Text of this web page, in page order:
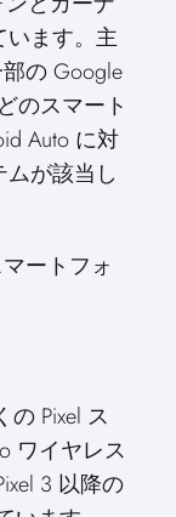
います。主
の Google
のスマート
Auto に対
が該当し
ートフォ
の Pixel ス
ワイヤレス
3 以降の